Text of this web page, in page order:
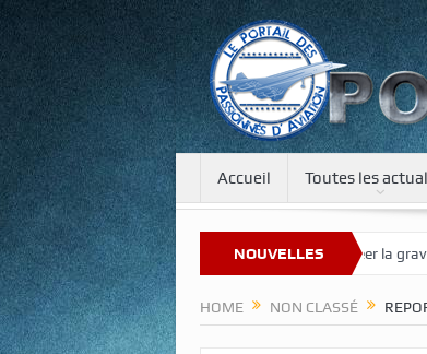
Accueil Toutes les
NOUVELLES
Une tour de 400 m pour recréer la gravité sur la Lune et Mars
HOME NON CLASSÉ